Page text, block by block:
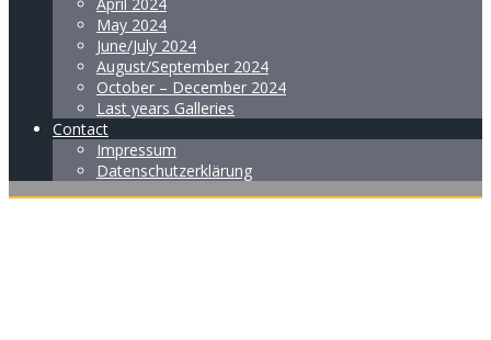
May 2024
June/July 2024
August/September 2024
October – December 2024
Last years Galleries
Contact
Impressum
Datenschutzerklärung